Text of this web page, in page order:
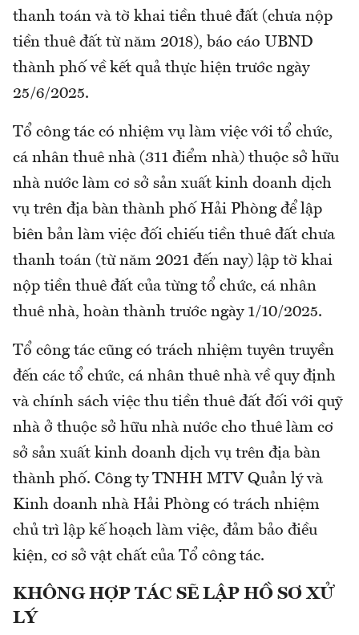
thanh toán và tờ khai tiền thuê đất (chưa nộp
tiền thuê đất từ năm 2018), báo cáo UBND
thành phố về kết quả thực hiện trước ngày
25/6/2025.
Tổ công tác có nhiệm vụ làm việc với tổ chức,
cá nhân thuê nhà (311 điểm nhà) thuộc sở hữu
nhà nước làm cơ sở sản xuất kinh doanh dịch
vụ trên địa bàn thành phố Hải Phòng để lập
biên bản làm việc đối chiếu tiền thuê đất chưa
thanh toán (từ năm 2021 đến nay) lập tờ khai
nộp tiền thuê đất của từng tổ chức, cá nhân
thuê nhà, hoàn thành trước ngày 1/10/2025.
Tổ công tác cũng có trách nhiệm tuyên truyền
đến các tổ chức, cá nhân thuê nhà về quy định
và chính sách việc thu tiền thuê đất đối với quỹ
nhà ở thuộc sở hữu nhà nước cho thuê làm cơ
sở sản xuất kinh doanh dịch vụ trên địa bàn
thành phố. Công ty TNHH MTV Quản lý và
Kinh doanh nhà Hải Phòng có trách nhiệm
chủ trì lập kế hoạch làm việc, đảm bảo điều
kiện, cơ sở vật chất của Tổ công tác.
KHÔNG HỢP TÁC SẼ LẬP HỒ SƠ XỬ
LÝ